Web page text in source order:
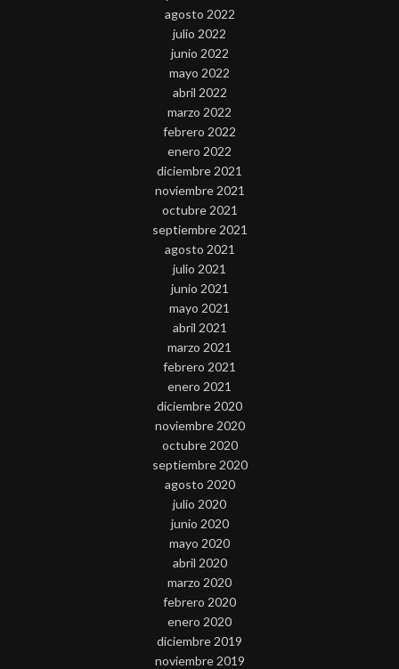
agosto 2022
julio 2022
junio 2022
mayo 2022
abril 2022
marzo 2022
febrero 2022
enero 2022
diciembre 2021
noviembre 2021
octubre 2021
septiembre 2021
agosto 2021
julio 2021
junio 2021
mayo 2021
abril 2021
marzo 2021
febrero 2021
enero 2021
diciembre 2020
noviembre 2020
octubre 2020
septiembre 2020
agosto 2020
julio 2020
junio 2020
mayo 2020
abril 2020
marzo 2020
febrero 2020
enero 2020
diciembre 2019
noviembre 2019